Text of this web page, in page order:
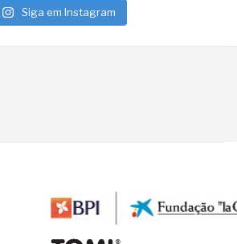
Siga em Instagram